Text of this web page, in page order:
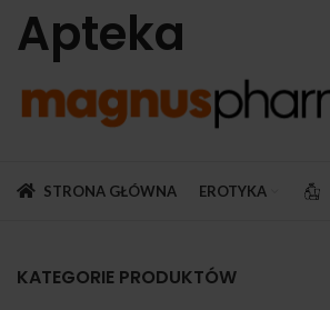
Apteka
STRONA GŁÓWNA EROTYKA
KATEGORIE PRODUKTÓW